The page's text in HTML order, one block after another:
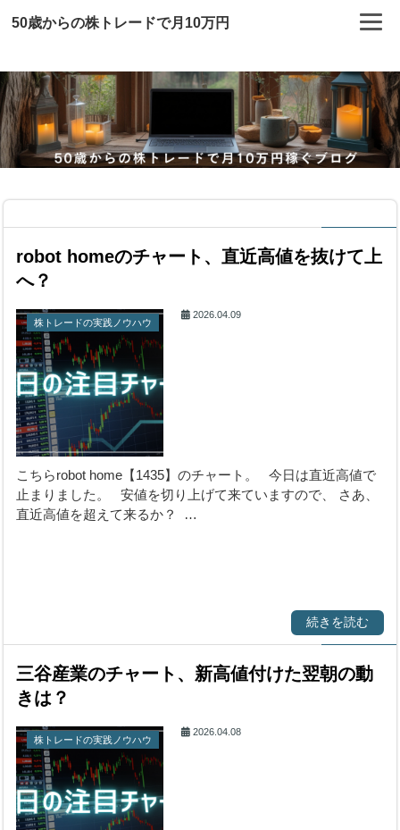
50歳からの株トレードで月10万円
robot homeのチャート、直近高値を抜けて上
へ？
株トレードの実践ノウハウ
2026.04.09
こちらrobot home【1435】のチャート。 今日は直近高値で
止まりました。 安値を切り上げて来ていますので、 さあ、
直近高値を超えて来るか？ …
続きを読む
三谷産業のチャート、新高値付けた翌朝の動
きは？
株トレードの実践ノウハウ
2026.04.08